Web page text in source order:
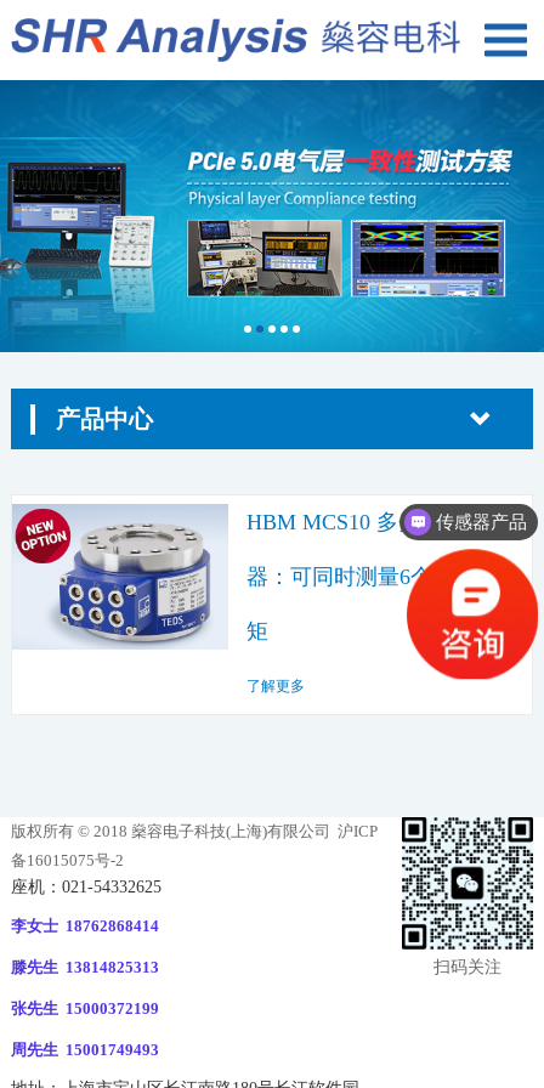
产品中心
HBM MCS10 多分量传感
器：可同时测量6个力和力
矩
了解更多
版权所有 © 2018 燊容电子科技(上海)有限公司 沪ICP
备16015075号-2
座机：021-54332625
李女士 18762868414
滕先生 13814825313
张先生 15000372199
周先生 15001749493
扫码关注
传感器产品